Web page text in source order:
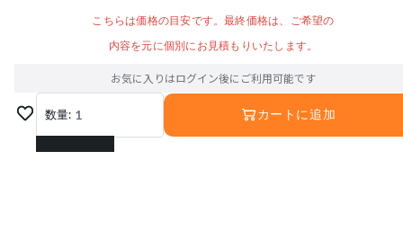
こちらは価格の目安です。最終価格は、ご希望の
内容を元に個別にお見積もりいたします。
お気に入りはログイン後にご利用可能です
数量: 1
1
カートに追加